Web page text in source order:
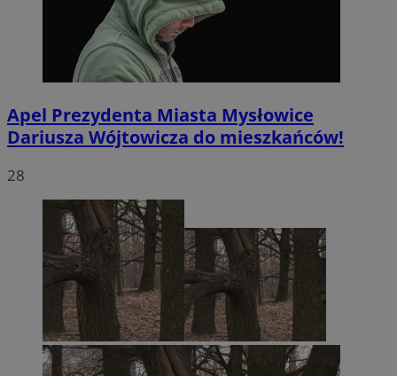
Apel Prezydenta Miasta Mysłowice
Dariusza Wójtowicza do mieszkańców!
28